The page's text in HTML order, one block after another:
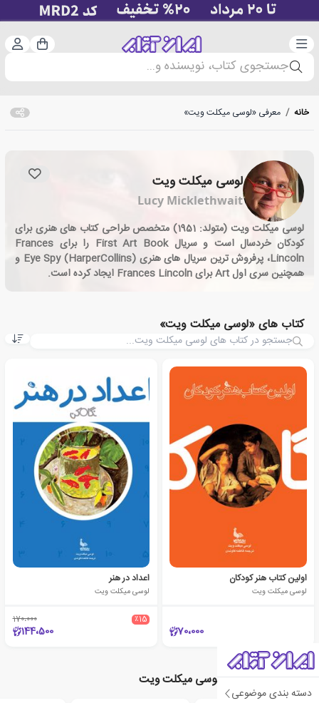
دسته‌بندی سبد
جستجوی کتاب، نویسنده و...
دسته بندی موضوعی
خانه / معرفی «لوسی میکلت ویت»
لوسی میکلت ویت
Lucy Micklethwait
لوسی میکلت ویت (متولد: 1951) متخصص طراحی کتاب های هنری برای
کودکان خردسال است و سریال First Art Book را برای Frances
Lincoln، پرفروش ترین سریال های هنری Eye Spy (HarperCollins) و
همچنین سری اول Art برای Frances Lincoln ایجاد کرده است.
کتاب های «لوسی میکلت ویت»
اولین کتاب هنر کودکان
لوسی میکلت ویت
70،000
اعداد در هنر
لوسی میکلت ویت
٪15 170،000
144،500
نویسندگان مرتبط با لوسی میکلت ویت